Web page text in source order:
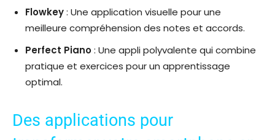
Flowkey: Une application visuelle pour une
meilleure compréhension des notes et accords.
Perfect Piano: Une appli polyvalente qui combine
pratique et exercices pour un apprentissage
optimal.
Des applications pour